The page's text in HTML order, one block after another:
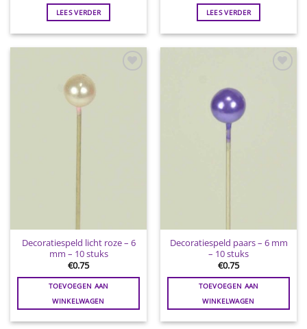
LEES VERDER LEES VERDER
Decoratiespeld licht roze – 6
mm – 10 stuks
€0.75
TOEVOEGEN AAN
WINKELWAGEN
Decoratiespeld paars – 6 mm
– 10 stuks
€0.75
TOEVOEGEN AAN
WINKELWAGEN